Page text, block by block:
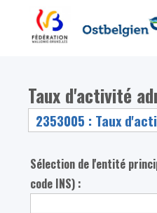
Taux d'activité
Sélection de l'entité
code INS) :